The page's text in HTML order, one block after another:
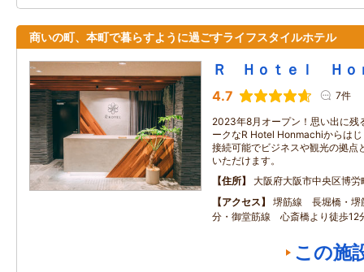
商いの町、本町で暮らすように過ごすライフスタイルホテル
Ｒ Ｈｏｔｅｌ Ｈｏ
4.7 7件
2023年8月オープン！思い出に残
ークなR Hotel Honmachiからは
接続可能でビジネスや観光の拠点
いただけます。
住所
大阪府大阪市中央区博
アクセス
堺筋線 長堀橋・堺
分・御堂筋線 心斎橋より徒歩12
この施